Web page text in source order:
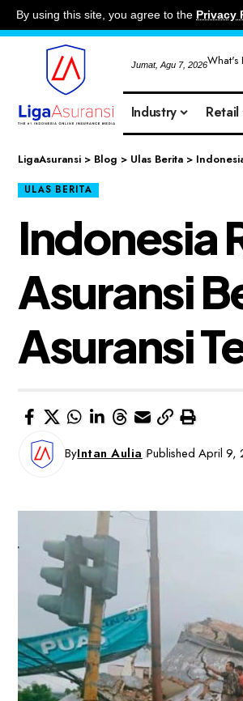
By using this site, you agree to the Privacy
Jumat, Agu 7, 2026What's
Industry Retail
LigaAsuransi > Blog > Ulas Berita >
ULAS BERITA
Indonesia
Asuransi
Asuransi
ByIntan Aulia Published April 9,